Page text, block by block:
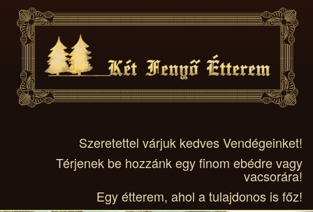
Szeretettel várjuk kedves Vendégeinket!
Térjenek be hozzánk egy finom ebédre vagy
vacsorára!
Egy étterem, ahol a tulajdonos is főz!